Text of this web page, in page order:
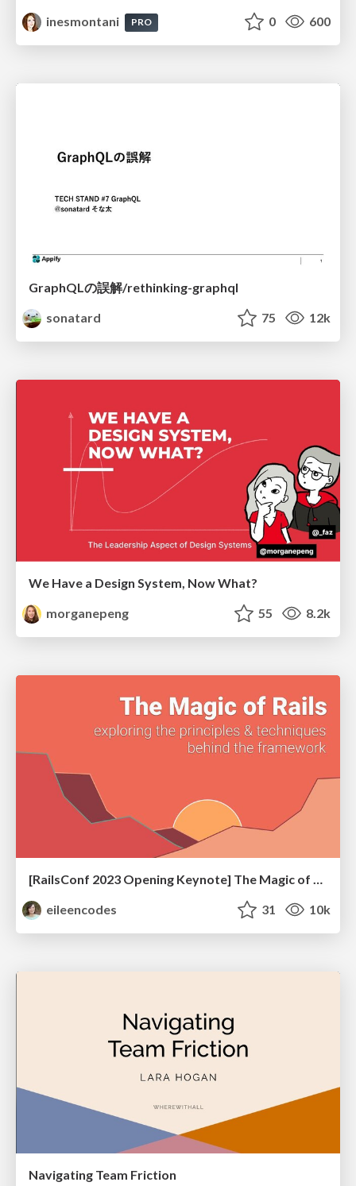
inesmontani
PRO 0 600
GraphQLの誤解/rethinking-graphql
sonatard
75 12k
We Have a Design System, Now What?
morganepeng
55 8.2k
eileencodes
31 10k
Navigating Team Friction